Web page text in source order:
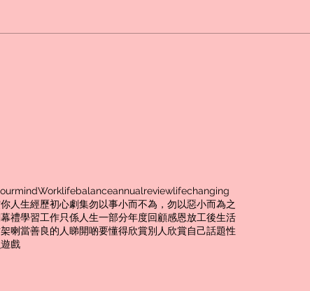
Worklifebalanceannualreviewlifechanging
人生經歷初心劇集勿以事小而不為，勿以惡小而為之
禮學習工作只係人生一部分年度回顧感恩放工後生活
喇當善良的人睇開啲要懂得欣賞別人欣賞自己話題性
戲